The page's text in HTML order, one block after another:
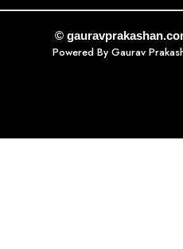
©
Powered By Gaurav